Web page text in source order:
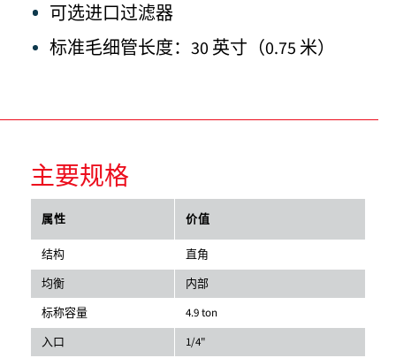
可选进口过滤器
标准毛细管长度：30 英寸（0.75 米）
主要规格
属性 价值
结构
直角
均衡
内部
标称容量
4.9 ton
入口
1/4"